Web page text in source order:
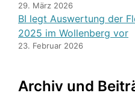
29. März 2026
BI legt Auswertung der
2025 im Wollenberg vor
23. Februar 2026
Archiv und